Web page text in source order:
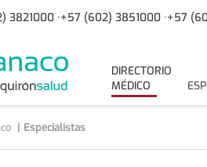
3821000 ·+57 (602) 3851000 ·+57
DIRECTORIO
MÉDICO
Especialistas